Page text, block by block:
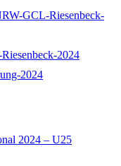
2024 – U25